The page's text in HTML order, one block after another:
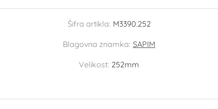
Šifra artikla: M3390.252
Blagovna znamka: SAPIM
Velikost: 252mm